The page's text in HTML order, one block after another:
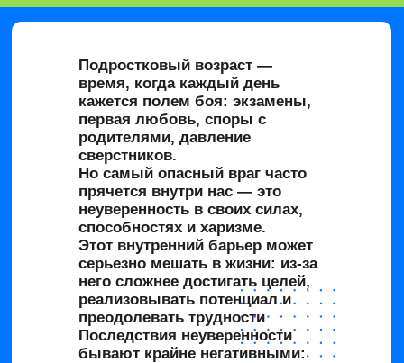
Подростковый возраст —
время, когда каждый день
кажется полем боя: экзамены,
первая любовь, споры с
родителями, давление
сверстников.
Но самый опасный враг часто
прячется внутри нас — это
неуверенность в своих силах,
способностях и харизме.
Этот внутренний барьер может
серьезно мешать в жизни: из-за
него сложнее достигать целей,
реализовывать потенциал и
преодолевать трудности
Последствия неуверенности
бывают крайне негативными: